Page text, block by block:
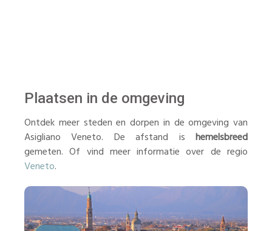
Plaatsen in de omgeving
Ontdek meer steden en dorpen in de omgeving van
Asigliano Veneto. De afstand is hemelsbreed
gemeten. Of vind meer informatie over de regio
Veneto.